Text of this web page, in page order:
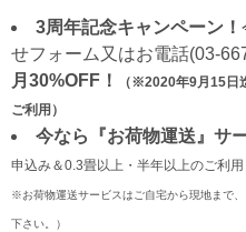
3周年記念キャンペーン！
せフォーム又はお電話(03-
月30%OFF！
（※2020年9月15日
ご利用）
今なら『お荷物運送』サ
申込み＆0.3畳以上・半年以上のご利用
※お荷物運送サービスはご自宅から現地まで
下さい。）